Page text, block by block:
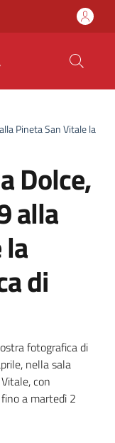
Pineta San Vitale la
Dolce,
alla
di
fotografica di
nella sala
con
a martedì 2